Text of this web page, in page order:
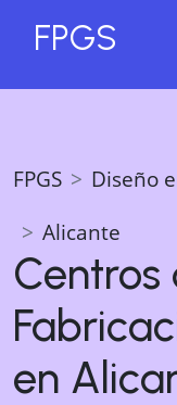
FPGS
FPGS
Diseño
Alicante
Centros
en